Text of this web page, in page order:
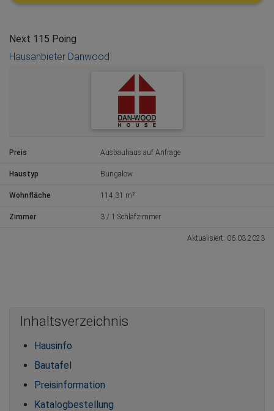
Next 115 Poing
Hausanbieter Danwood
Preis Ausbauhaus auf Anfrage
Haustyp Bungalow
Wohnfläche 114,31 m²
Zimmer 3 / 1 Schlafzimmer
Aktualisiert: 06.03.2023
Inhaltsverzeichnis
Hausinfo
Bautafel
Preisinformation
Katalogbestellung